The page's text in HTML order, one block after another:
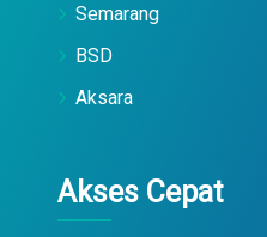
Semarang
BSD
Aksara
Akses Cepat